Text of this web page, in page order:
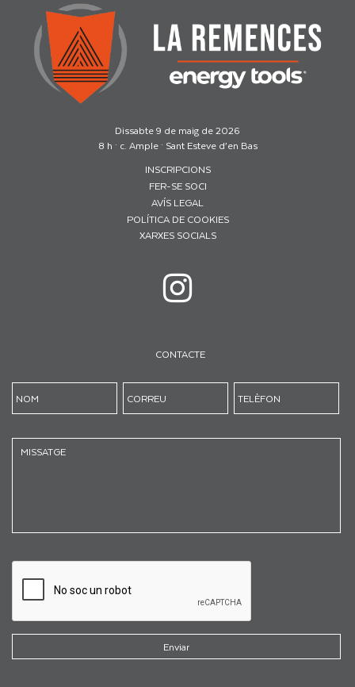
Dissabte 9 de maig de 2026
8 h · c. Ample · Sant Esteve d’en Bas
INSCRIPCIONS
FER-SE SOCI
AVÍS LEGAL
POLÍTICA DE COOKIES
XARXES SOCIALS
CONTACTE